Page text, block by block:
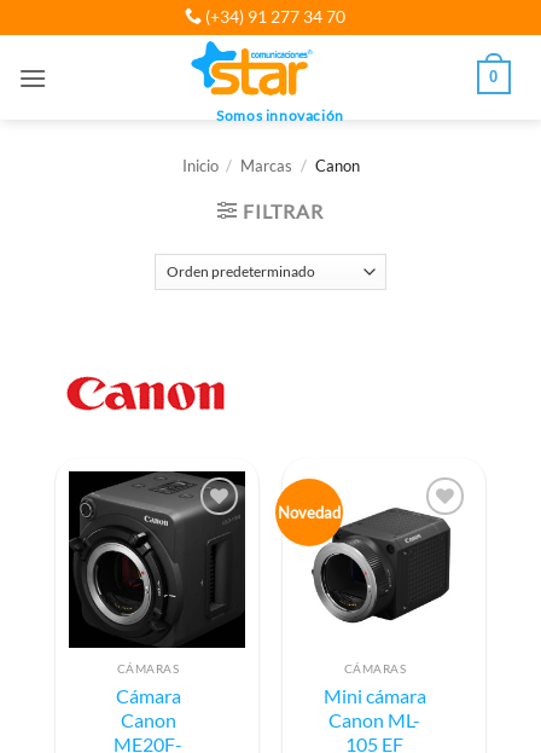
al
(+34) 91 277 34 70
Somos innovación
0
Inicio / Marcas / Canon
FILTRAR
CÁMARAS
Cámara
Canon
ME20F-
Novedad
CÁMARAS
Mini cámara
Canon ML-
105 EF